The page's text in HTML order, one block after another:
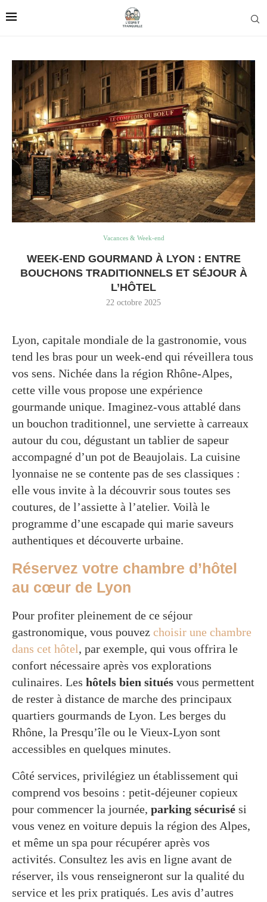
Vacances & Week-end
WEEK-END GOURMAND À LYON : ENTRE
BOUCHONS TRADITIONNELS ET SÉJOUR À
L’HÔTEL
22 octobre 2025
Lyon, capitale mondiale de la gastronomie, vous
tend les bras pour un week-end qui réveillera tous
vos sens. Nichée dans la région Rhône-Alpes,
cette ville vous propose une expérience
gourmande unique. Imaginez-vous attablé dans
un bouchon traditionnel, une serviette à carreaux
autour du cou, dégustant un tablier de sapeur
accompagné d’un pot de Beaujolais. La cuisine
lyonnaise ne se contente pas de ses classiques :
elle vous invite à la découvrir sous toutes ses
coutures, de l’assiette à l’atelier. Voilà le
programme d’une escapade qui marie saveurs
authentiques et découverte urbaine.
Réservez votre chambre d’hôtel
au cœur de Lyon
Pour profiter pleinement de ce séjour
gastronomique, vous pouvez choisir une chambre
dans cet hôtel, par exemple, qui vous offrira le
confort nécessaire après vos explorations
culinaires. Les hôtels bien situés vous permettent
de rester à distance de marche des principaux
quartiers gourmands de Lyon. Les berges du
Rhône, la Presqu’île ou le Vieux-Lyon sont
accessibles en quelques minutes.
Côté services, privilégiez un établissement qui
comprend vos besoins : petit-déjeuner copieux
pour commencer la journée, parking sécurisé si
vous venez en voiture depuis la région des Alpes,
et même un spa pour récupérer après vos
activités. Consultez les avis en ligne avant de
réserver, ils vous renseigneront sur la qualité du
service et les prix pratiqués. Les avis d’autres